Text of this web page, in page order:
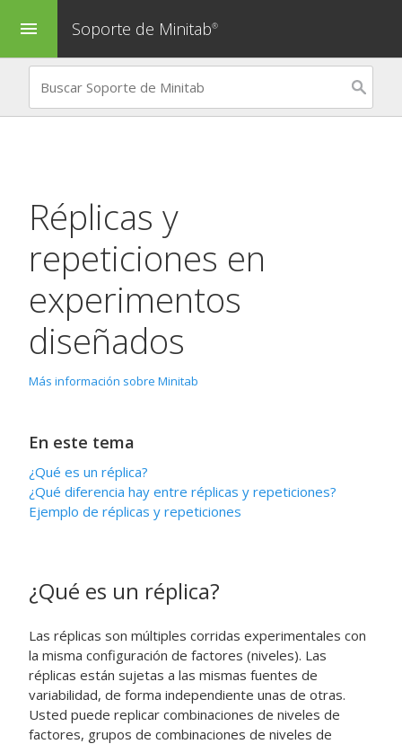
menu Soporte de Minitab®
Réplicas y
repeticiones en
experimentos
diseñados
Más información sobre Minitab
En este tema
¿Qué es un réplica?
¿Qué diferencia hay entre réplicas y repeticiones?
Ejemplo de réplicas y repeticiones
¿Qué es un réplica?
Las réplicas son múltiples corridas experimentales con
la misma configuración de factores (niveles). Las
réplicas están sujetas a las mismas fuentes de
variabilidad, de forma independiente unas de otras.
Usted puede replicar combinaciones de niveles de
factores, grupos de combinaciones de niveles de